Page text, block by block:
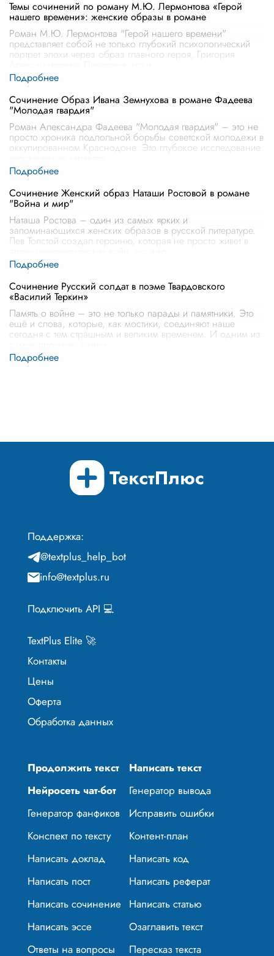
Темы сочинений по роману М.Ю. Лермонтова «Герой
нашего времени»: женские образы в романе
Роман М.Ю. Лермонтова "Герой нашего времени"
представляет собой не только глубокий психологический
портрет эпохи через образ главного героя, Григория
Сочинение Образ Ивана Земнухова в романе Фадеева
"Молодая гвардия"
Роман Александра Фадеева "Молодая гвардия" – это не
просто хроника подпольной борьбы советской молодежи в
оккупированном Краснодоне. Это глубокое исследование
Сочинение Женский образ Наташи Ростовой в романе
"Война и мир"
Наташа Ростова – один из самых ярких и
запоминающихся женских образов в русской литературе.
Лев Толстой создал героиню, которая не просто живет в
Сочинение Русский солдат в поэме Твардовского
«Василий Теркин»
Память о войне – это не только парады и памятники. Это
ещё и слова, которые, как мостики, соединяют наше
сегодня с тем страшным и великим временем. И одним из
Поддержка:
@textplus_help_bot
info@textplus.ru
Подключить API 💻
TextPlus Elite 🚀
Контакты
Цены
Оферта
Обработка данных
Продолжить текст
Написать текст
Нейросеть чат-бот
Генератор вывода
Генератор фанфиков
Исправить ошибки
Конспект по тексту
Контент-план
Написать доклад
Написать код
Написать пост
Написать реферат
Написать сочинение Написать статью
Написать эссе
Озаглавить текст
Ответы на вопросы
Пересказ текста